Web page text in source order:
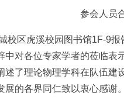
参会人员
校区虎溪校园图书馆1F-9
对各位专家学者的莅临
了理论物理学科在队伍
的各界同仁致以衷心感谢。